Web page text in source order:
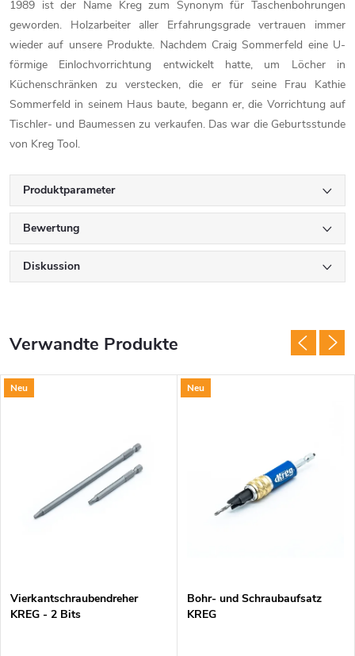
1989 ist der Name Kreg zum Synonym für Taschenbohrungen
geworden. Holzarbeiter aller Erfahrungsgrade vertrauen immer
wieder auf unsere Produkte. Nachdem Craig Sommerfeld eine U-
förmige Einlochvorrichtung entwickelt hatte, um Löcher in
Küchenschränken zu verstecken, die er für seine Frau Kathie
Sommerfeld in seinem Haus baute, begann er, die Vorrichtung auf
Tischler- und Baumessen zu verkaufen. Das war die Geburtsstunde
von Kreg Tool.
Produktparameter
Bewertung
Diskussion
Verwandte Produkte
Neu
Vierkantschraubendreher
KREG - 2 Bits
Neu
Bohr- und Schraubaufsatz
KREG